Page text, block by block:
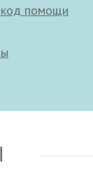
код помощи